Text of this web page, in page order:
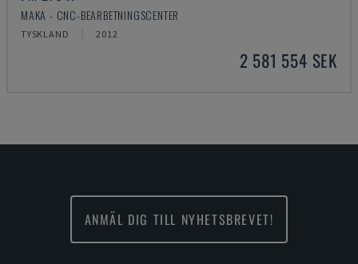
MAKA - CNC-BEARBETNINGSCENTER
TYSKLAND 2012
2 581 554 SEK
ANMÄL DIG TILL NYHETSBREVET!